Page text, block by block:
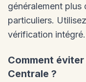
généralement plus
particuliers.
vérification intégré.
Comment
Centrale ?